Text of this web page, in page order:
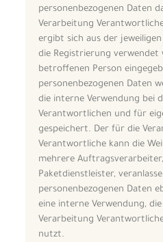
personenbezogenen Daten
Verarbeitung
ergibt sich aus der
die Registrierung verwendet
betroffenen Person
personenbezogenen Daten
die interne Verwendung bei
Verantwortlichen und für
gespeichert. Der für die
Verantwortliche kann die
mehrere
Paketdienstleister,
personenbezogenen Daten
eine interne Verwendung,
Verarbeitung
nutzt.